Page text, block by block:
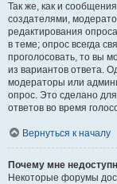
Так же, как и
создателями,
редактирования
в теме; опрос всегда
проголосовать, то вы
из вариантов ответа.
модераторы или
опрос. Это сделано
ответов во время
Вернуться к началу
Почему мне
Некоторые форумы